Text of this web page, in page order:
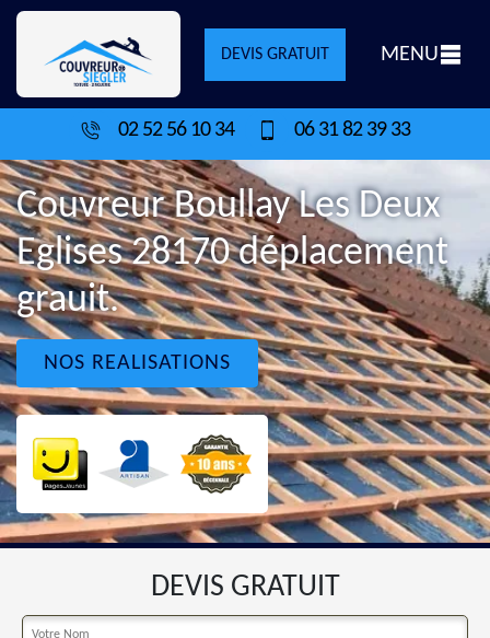
DEVIS GRATUIT MENU
02 52 56 10 34 06 31 82 39 33
Couvreur Boullay Les Deux
Eglises 28170 déplacement
grauit.
NOS REALISATIONS
DEVIS GRATUIT